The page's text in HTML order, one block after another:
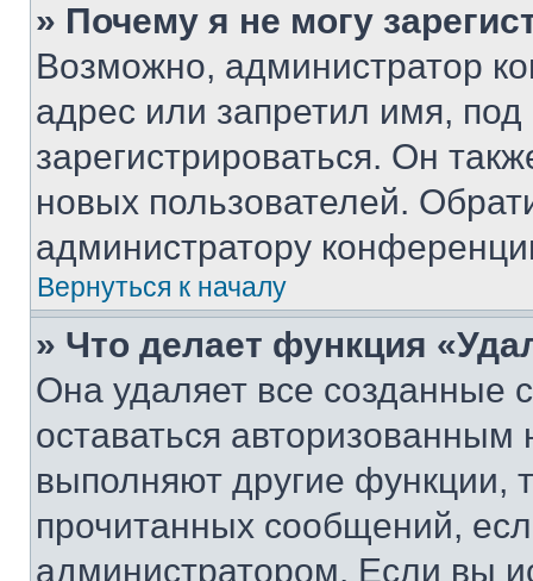
» Почему я не могу
Возможно, администратор
адрес или запретил имя,
зарегистрироваться. Он
новых пользователей.
администратору
Вернуться к началу
» Что делает функция
Она удаляет все созданные
оставаться
выполняют другие функции,
прочитанных сообщений,
администратором. Если вы